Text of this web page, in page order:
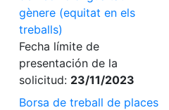
gènere (equitat en els
treballs)
Fecha límite de
presentación de la
solicitud: 23/11/2023
Borsa de treball de places